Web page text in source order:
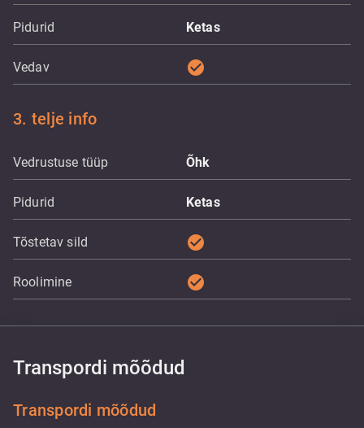
Pidurid Ketas
Vedav check_circle
3. telje info
Vedrustuse tüüp Õhk
Pidurid Ketas
Tõstetav sild check_circle
Roolimine check_circle
Transpordi mõõdud
Transpordi mõõdud